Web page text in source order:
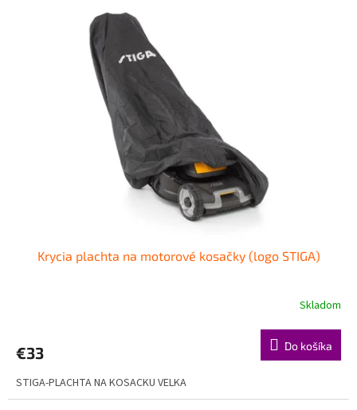
Krycia plachta na motorové kosačky (logo STIGA)
Skladom
€33 Do košíka
STIGA-PLACHTA NA KOSACKU VELKA